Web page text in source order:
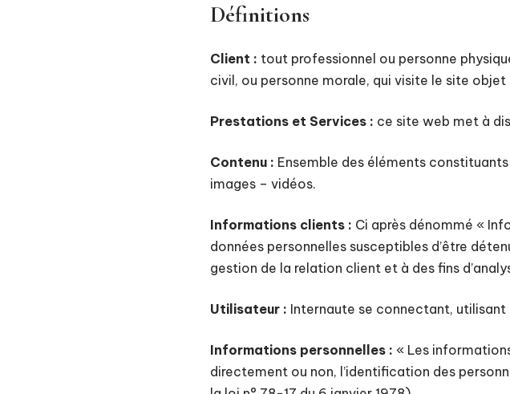
Définitions
Client : tout professionnel ou personne
civil, ou personne morale, qui visite le site
Prestations et Services : ce site web met à
Contenu : Ensemble des éléments
images – vidéos.
Informations clients : Ci après dénommé «
données personnelles susceptibles d’être
gestion de la relation client et à des fins
Utilisateur : Internaute se connectant, utilisant
Informations personnelles : « Les
directement ou non, l’identification des